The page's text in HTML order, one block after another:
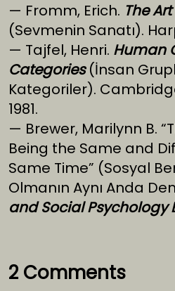
— Fromm, Erich. The
(Sevmenin Sanatı).
— Tajfel, Henri. Human
Categories(İnsan
Kategoriler).
1981.
— Brewer, Marilynn B.
Being the Same and
Same Time” (Sosyal
Olmanın Aynı Anda
and Social Psychology
2 Comments